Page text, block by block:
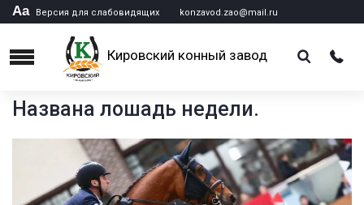
Аа Версия для слабовидящих konzavod.zao@mail.ru
Menu Кировский конный завод
Названа лошадь недели.